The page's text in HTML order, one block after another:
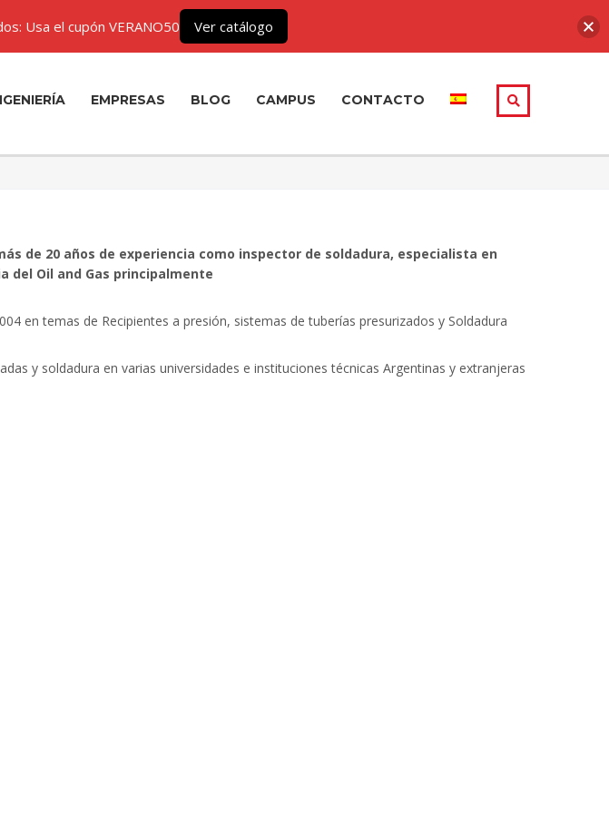
EMPRESAS BLOG CAMPUS CONTACTO
de 20 años de experiencia como inspector de soldadura, especialista en
del Oil and Gas principalmente
en temas de Recipientes a presión, sistemas de tuberías presurizados y Soldadura
y soldadura en varias universidades e instituciones técnicas Argentinas y extranjeras
Usa el cupón VERANO50 Ver catálogo